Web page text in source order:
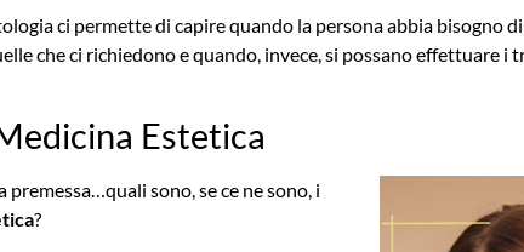
ci permette di capire quando la persona abbia bisogno
che ci richiedono e quando, invece, si possano effettuare i
Estetica
sono, se ce ne sono, i
?